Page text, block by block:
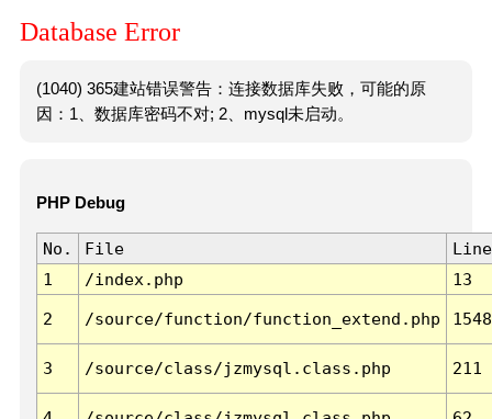
Database Error
(1040) 365建站错误警告：连接数据库失败，可能的原
因：1、数据库密码不对; 2、mysql未启动。
PHP Debug
No. File
Line
1
/index.php 13
2 /source/function/function_extend.php 1548
3 /source/class/jzmysql.class.php 211